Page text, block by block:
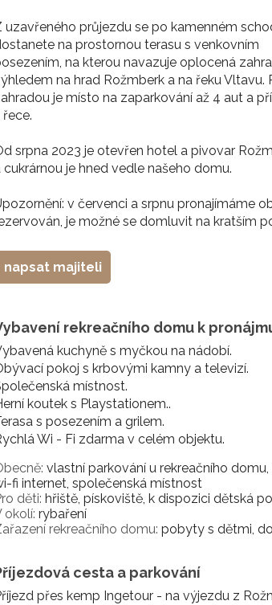
uzavřeného průjezdu se po kamenném
na prostornou terasu s venkovním
na kterou navazuje oplocená
na hrad Rožmberk a na řeku Vltavu.
je místo na zaparkování až 4 aut a
řece.
srpna 2023 je otevřen hotel a pivovar
cukrárnou je hned vedle našeho domu.
v červenci a srpnu pronajímáme
je možné se domluvit na kratším
napsat majiteli
rekreačního domu k
kuchyně s myčkou na nádobí.
pokoj s krbovými kamny a televizí.
místnost.
koutek s Playstationem..
s posezením a grilem.
Wi - Fi zdarma v celém objektu.
vlastní parkování u rekreačního
fi internet, společenská místnost
děti: hřiště, pískoviště, k dispozici dětská
okolí: rybaření
rekreačního domu: pobyty s dětmi,
cesta a parkování
přes kemp Ingetour - na výjezdu z